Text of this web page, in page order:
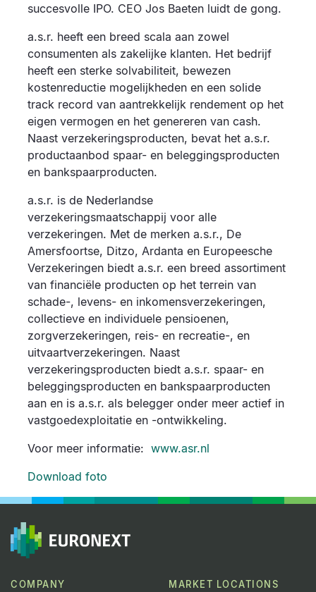
succesvolle IPO. CEO Jos Baeten luidt de gong.
a.s.r. heeft een breed scala aan zowel
consumenten als zakelijke klanten. Het bedrijf
heeft een sterke solvabiliteit, bewezen
kostenreductie mogelijkheden en een solide
track record van aantrekkelijk rendement op het
eigen vermogen en het genereren van cash.
Naast verzekeringsproducten, bevat het a.s.r.
productaanbod spaar- en beleggingsproducten
en bankspaarproducten.
a.s.r. is de Nederlandse
verzekeringsmaatschappij voor alle
verzekeringen. Met de merken a.s.r., De
Amersfoortse, Ditzo, Ardanta en Europeesche
Verzekeringen biedt a.s.r. een breed assortiment
van financiële producten op het terrein van
schade-, levens- en inkomensverzekeringen,
collectieve en individuele pensioenen,
zorgverzekeringen, reis- en recreatie-, en
uitvaartverzekeringen. Naast
verzekeringsproducten biedt a.s.r. spaar- en
beleggingsproducten en bankspaarproducten
aan en is a.s.r. als belegger onder meer actief in
vastgoedexploitatie en -ontwikkeling.
Voor meer informatie: www.asr.nl
Download foto
COMPANY MARKET LOCATIONS